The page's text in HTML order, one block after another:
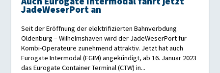
JadeWeserPort an
Seit der Eröffnung der elektrifizierten Bahnverbdung
Oldenburg – Wilhelmshaven wird der JadeWeserPort für
Kombi-Operateure zunehmend attraktiv. Jetzt hat auch
Eurogate Intermodal (EGIM) angekündigt, ab 16. Januar 2023
das Eurogate Container Terminal (CTW) in...